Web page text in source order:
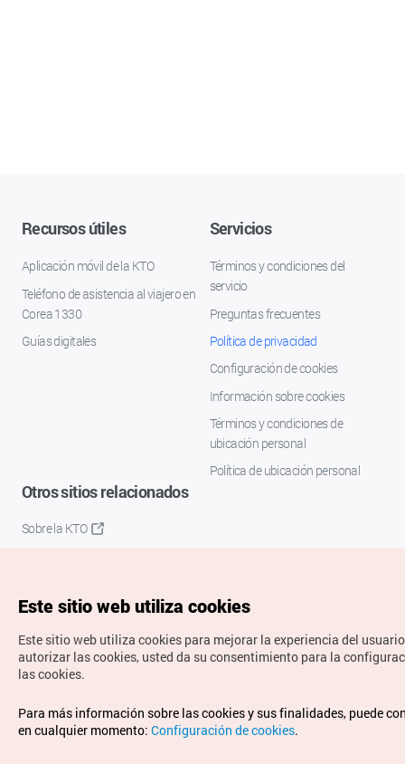
Recursos útiles
Aplicación móvil de la KTO
Teléfono de asistencia al viajero en
Corea 1330
Guías digitales
Servicios
Términos y condiciones del
servicio
Preguntas frecuentes
Política de privacidad
Configuración de cookies
Información sobre cookies
Términos y condiciones de
ubicación personal
Política de ubicación personal
Otros sitios relacionados
Sobre la KTO
Copyrights © Organización de Turismo de Corea. Todos los
derechos reservados.
Para informes de errores y cuestiones relacionadas con el
Este sitio web utiliza cookies
Este sitio web utiliza cookies para mejorar la experiencia del
autorizar las cookies, usted da su consentimiento para la
las cookies.
Para más información sobre las cookies y sus finalidades, puede
en cualquier momento: Configuración de cookies.